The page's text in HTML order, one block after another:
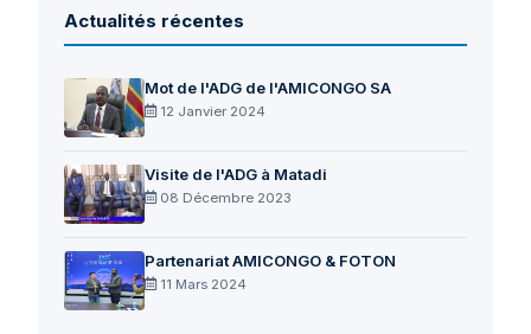
Actualités récentes
Mot de l'ADG de l'AMICONGO SA
12 Janvier 2024
Visite de l'ADG à Matadi
08 Décembre 2023
Partenariat AMICONGO & FOTON
11 Mars 2024